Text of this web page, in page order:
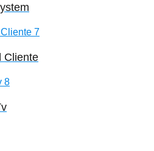
Cliente